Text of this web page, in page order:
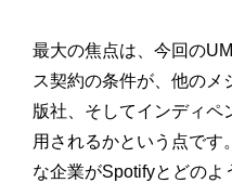
最大の焦点は、今回の
ス契約の条件が、他のメ
版社、そしてインディペ
用されるかという点です
な企業がSpotifyとどのよ